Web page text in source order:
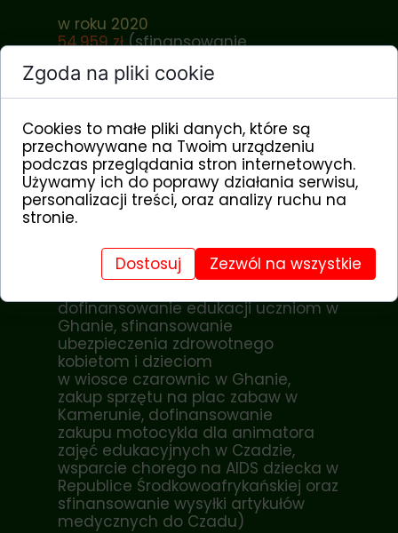
w roku 2020
54.959 zł(sfinansowanie
wysyłki kontenera z ciągnikiem i
darami dla społeczności Tonga oraz
udzielenie pomocy doraźnej
dzieci w Malawi, sfinansowanie
szkolenia dla początkujących
przedsiębiorców w Ghanie oraz
szkolenia dla nauczycieli w
Republice Środkowoafrykańskiej,
zakup pomocy dydaktycznych i
Republice Środkowoafrykańskiej i
Tanzanii, zakup mundurków
dofinansowanie edukacji uczniom w
Ghanie, sfinansowanie
ubezpieczenia zdrowotnego
kobietom i dzieciom
w wiosce czarownic w Ghanie,
zakup sprzętu na plac zabaw w
Kamerunie, dofinansowanie
zakupu motocykla dla animatora
zajęć edukacyjnych w Czadzie,
wsparcie chorego na AIDS dziecka w
Republice Środkowoafrykańskiej oraz
sfinansowanie wysyłki artykułów
medycznych do Czadu)
Zgoda na pliki cookie
Cookies to małe pliki danych, które są
przechowywane na Twoim urządzeniu
podczas przeglądania stron internetowych.
Używamy ich do poprawy działania serwisu,
personalizacji treści, oraz analizy ruchu na
stronie.
Dostosuj Zezwól na wszystkie